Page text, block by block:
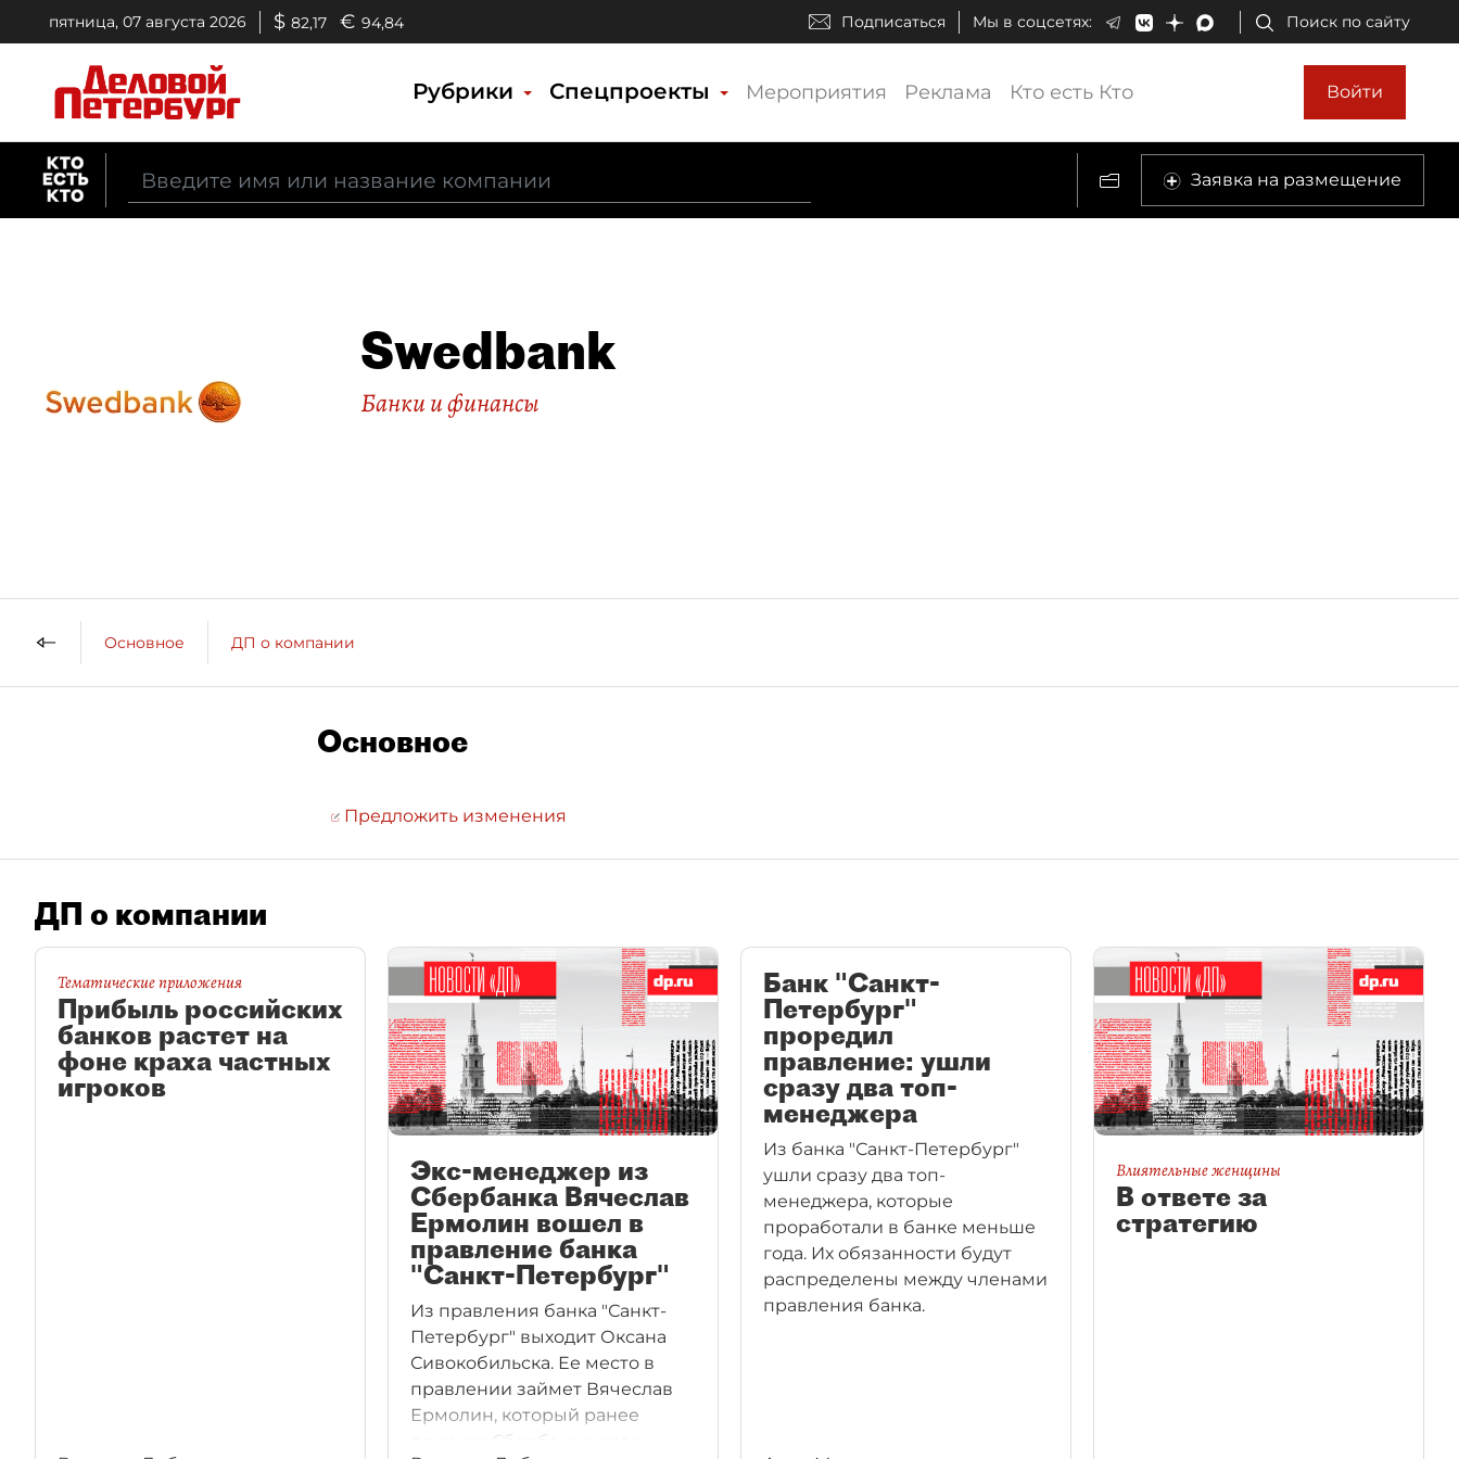
пятница, 07 августа 2026 $ 82,17 € 94,84 Подписаться Мы в соцсетях: Поиск по сайту
Рубрики Спецпроекты Мероприятия Реклама Кто есть Кто Войти
Заявка на размещение
Swedbank
Банки и финансы
Основное ДП о компании
Основное
Предложить изменения
ДП о компании
Тематические приложения
Прибыль российских
банков растет на
фоне краха частных
игроков
Экс-менеджер из
Сбербанка Вячеслав
Ермолин вошел в
правление банка
"Санкт-Петербург"
Из правления банка "Санкт-
Петербург" выходит Оксана
Сивокобильска. Ее место в
правлении займет Вячеслав
Ермолин, который ранее
покинул Сбербанк в ходе
Банк "Санкт-
Петербург"
проредил
правление: ушли
сразу два топ-
менеджера
Из банка "Санкт-Петербург"
ушли сразу два топ-
менеджера, которые
проработали в банке меньше
года. Их обязанности будут
распределены между членами
правления банка.
Влиятельные женщины
В ответе за
стратегию